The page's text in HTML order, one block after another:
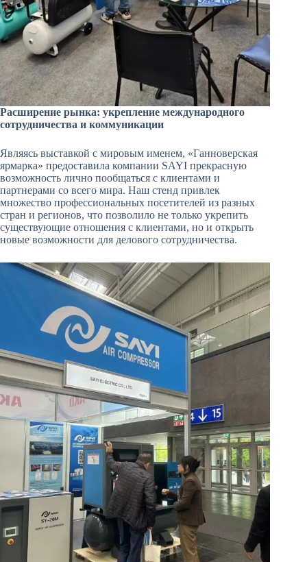
Расширение рынка: укрепление международного
сотрудничества и коммуникации
Являясь выставкой с мировым именем, «Ганноверская
ярмарка» предоставила компании SAYI прекрасную
возможность лично пообщаться с клиентами и
партнерами со всего мира. Наш стенд привлек
множество профессиональных посетителей из разных
стран и регионов, что позволило не только укрепить
существующие отношения с клиентами, но и открыть
новые возможности для делового сотрудничества.